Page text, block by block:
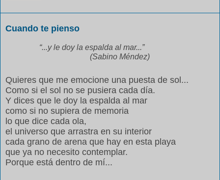
Cuando te pienso
“...y le doy la espalda al mar...”
(Sabino Méndez)
Quieres que me emocione una puesta de sol...
Como si el sol no se pusiera cada día.
Y dices que le doy la espalda al mar
como si no supiera de memoria
lo que dice cada ola,
el universo que arrastra en su interior
cada grano de arena que hay en esta playa
que ya no necesito contemplar.
Porque está dentro de mí...